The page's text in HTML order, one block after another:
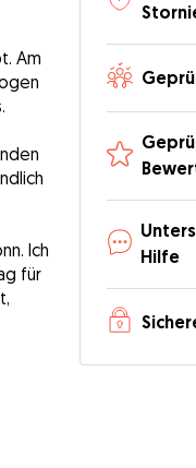
Am
Ich
für
Hilfe